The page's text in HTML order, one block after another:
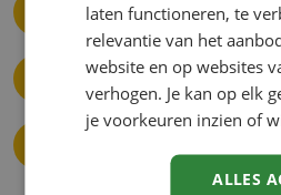
Organisatiecultuur
Organisatieverandering
laten functioneren, te
relevantie van het
website en op websites
verhogen. Je kan op elk
je voorkeuren inzien of
ALLES